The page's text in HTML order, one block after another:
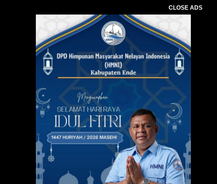
CLOSE ADS